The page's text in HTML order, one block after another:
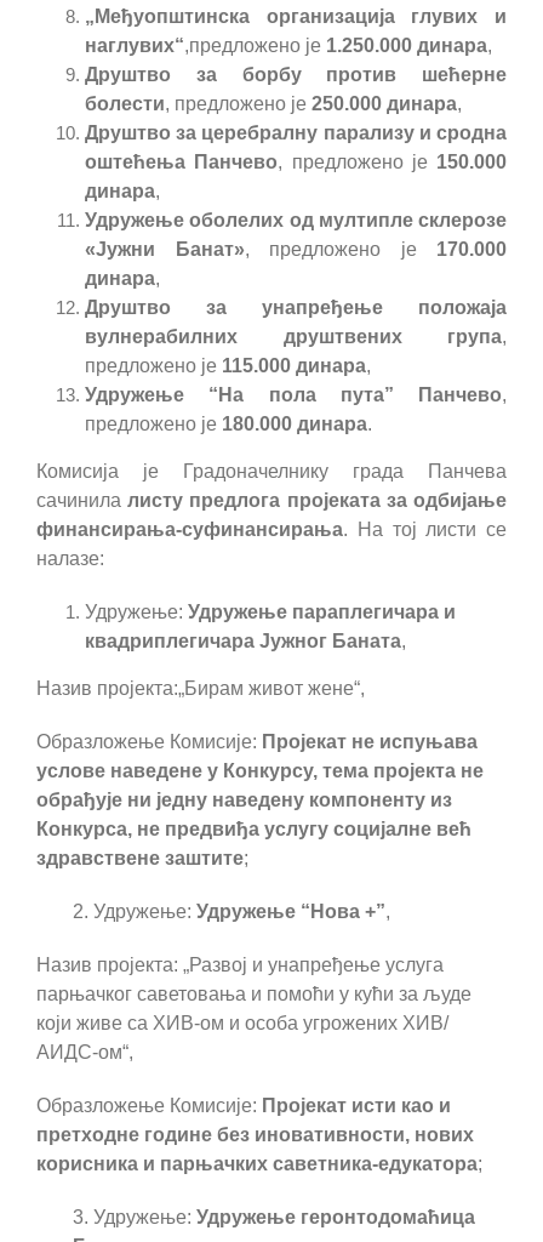
„ Међуопштинска организација глувих и
наглувих“,предложено је 1.250.000 динара,
Друштво за борбу против шећерне
болести, предложено је 250.000 динара,
Друштво за церебралну парализу и сродна
оштећења Панчево, предложено је 150.000
динара,
Удружење оболелих од мултипле склерозе
«Јужни Банат», предложено је 170.000
динара,
Друштво за унапређење положаја
вулнерабилних друштвених група,
предложено је 115.000 динара,
Удружење “На пола пута” Панчево,
предложено је 180.000 динара.
Комисија је Градоначелнику града Панчева
сачинилалисту предлога пројеката за одбијање
финансирања-суфинансирања. На тој листи се
налазе:
Удружење: Удружење параплегичара и
квадриплегичара Јужног Баната,
Назив пројекта:„Бирам живот жене“,
Образложење Комисије: Пројекат не испуњава
услове наведене у Конкурсу, тема пројекта не
обрађује ни једну наведену компоненту из
Конкурса, не предвиђа услугу социјалне већ
здравствене заштите;
2. Удружење: Удружење “Нова +”,
Назив пројекта: „Развој и унапређење услуга
парњачког саветовања и помоћи у кући за људе
који живе са ХИВ-ом и особа угрожених ХИВ/
АИДС-ом“,
Образложење Комисије: Пројекат исти као и
претходне године без иновативности, нових
корисника и парњачких саветника-едукатора;
3. Удружење: Удружење геронтодомаћица